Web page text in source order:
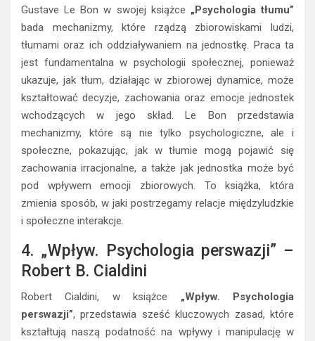
Gustave Le Bon w swojej książce „Psychologia tłumu”
bada mechanizmy, które rządzą zbiorowiskami ludzi,
tłumami oraz ich oddziaływaniem na jednostkę. Praca ta
jest fundamentalna w psychologii społecznej, ponieważ
ukazuje, jak tłum, działając w zbiorowej dynamice, może
kształtować decyzje, zachowania oraz emocje jednostek
wchodzących w jego skład. Le Bon przedstawia
mechanizmy, które są nie tylko psychologiczne, ale i
społeczne, pokazując, jak w tłumie mogą pojawić się
zachowania irracjonalne, a także jak jednostka może być
pod wpływem emocji zbiorowych. To książka, która
zmienia sposób, w jaki postrzegamy relacje międzyludzkie
i społeczne interakcje.
4. „Wpływ. Psychologia perswazji” –
Robert B. Cialdini
Robert Cialdini, w książce „Wpływ. Psychologia
perswazji”, przedstawia sześć kluczowych zasad, które
kształtują naszą podatność na wpływy i manipulację w